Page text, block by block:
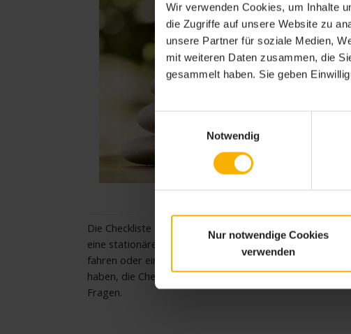
Wir verwenden Cookies, um Inhalte
die Zugriffe auf unsere Website zu
unsere Partner für soziale Medien,
mit weiteren Daten zusammen, die
gesammelt haben. Sie geben
Notwendig
Nur notwendige Cookies
verwenden
Die Checkliste Kur listet genau auf, was Sie für
eine stationäre Kur benötigen. Ob Sie alleine
fahren oder eine Mutter-Kind-Kur beantragt
haben, die Checkliste Kur beantwortet alle
Fragen.